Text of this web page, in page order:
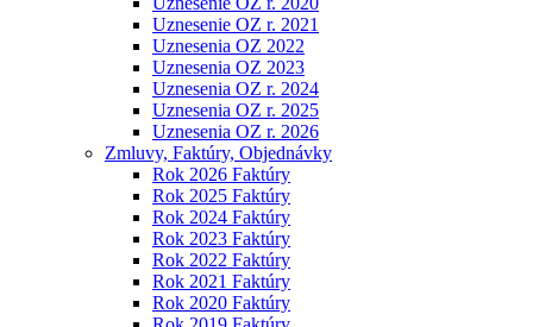
Uznesenie OZ r. 2021
Uznesenia OZ 2022
Uznesenia OZ 2023
Uznesenia OZ r. 2024
Uznesenia OZ r. 2025
Uznesenia OZ r. 2026
Zmluvy, Faktúry, Objednávky
Rok 2026 Faktúry
Rok 2025 Faktúry
Rok 2024 Faktúry
Rok 2023 Faktúry
Rok 2022 Faktúry
Rok 2021 Faktúry
Rok 2020 Faktúry